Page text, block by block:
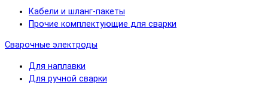
Кабели и шланг-пакеты
Прочие комплектующие для сварки
Сварочные электроды
Для наплавки
Для ручной сварки